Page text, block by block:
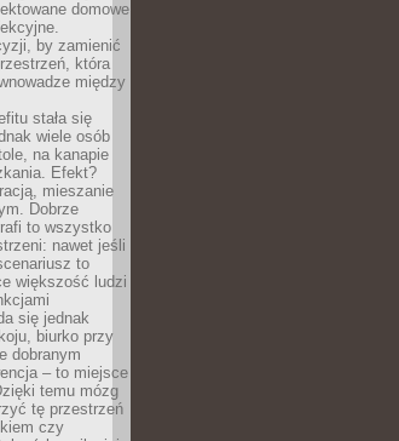
domowe
by zamienić
która
między
stała się
wiele osób
na kanapie
Efekt?
mieszanie
Dobrze
to wszystko
nawet jeśli
to
większość ludzi
się jednak
biurko przy
dobranym
– to miejsce
temu mózg
tę przestrzeń
czy